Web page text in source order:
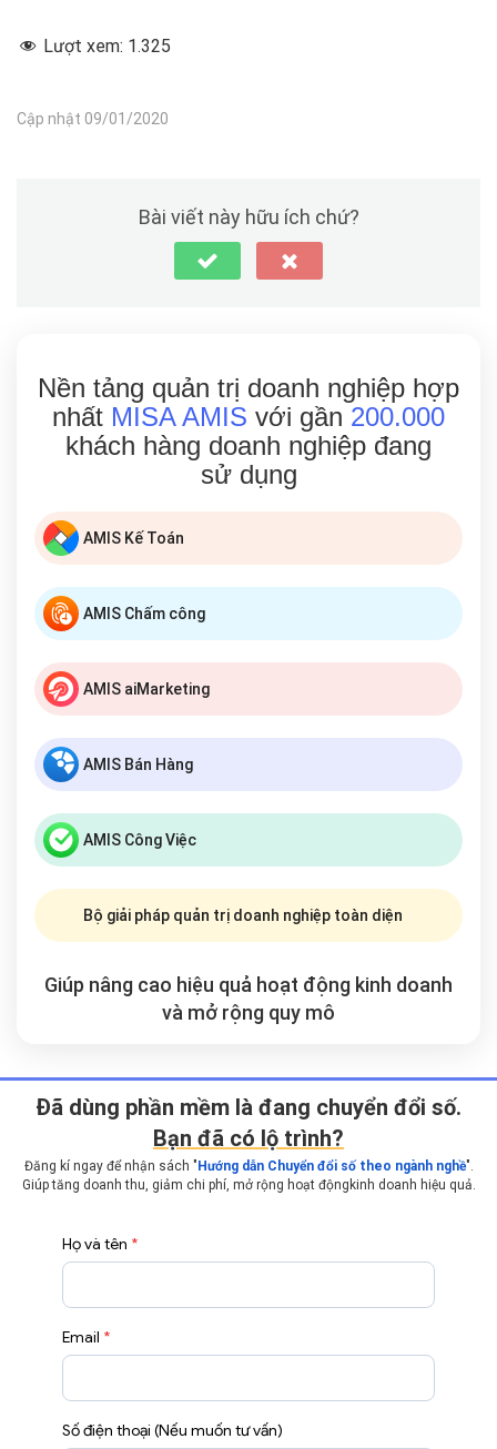
Lượt xem: 1.325
Cập nhật 09/01/2020
Bài viết này hữu ích chứ?
Nền tảng quản trị doanh nghiệp hợp
nhất MISA AMIS với gần 200.000
khách hàng doanh nghiệp đang
sử dụng
AMIS Kế Toán
AMIS Chấm công
AMIS aiMarketing
AMIS Bán Hàng
AMIS Công Việc
Bộ giải pháp quản trị doanh nghiệp toàn diện
Giúp nâng cao hiệu quả hoạt động kinh doanh
và mở rộng quy mô
Ðã dùng phần mềm là đang chuyển đổi số.
Bạn đã có lộ trình?
Đăng kí ngay để nhận sách " Hướng dẫn Chuyển đổi số theo ngành nghề".
Giúp tăng doanh thu, giảm chi phí, mở rộng hoạt động kinh doanh hiệu quả.
Họ và tên *
Email *
Số điện thoại (Nếu muốn tư vấn)